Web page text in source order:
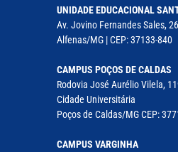
UNIDADE EDUCACIONAL
Av. Jovino Fernandes Sales,
Alfenas/MG | CEP: 37133-840
CAMPUS POÇOS DE CALDAS
Rodovia José Aurélio Vilela,
Cidade Universitária
Poços de Caldas/MG CEP:
CAMPUS VARGINHA